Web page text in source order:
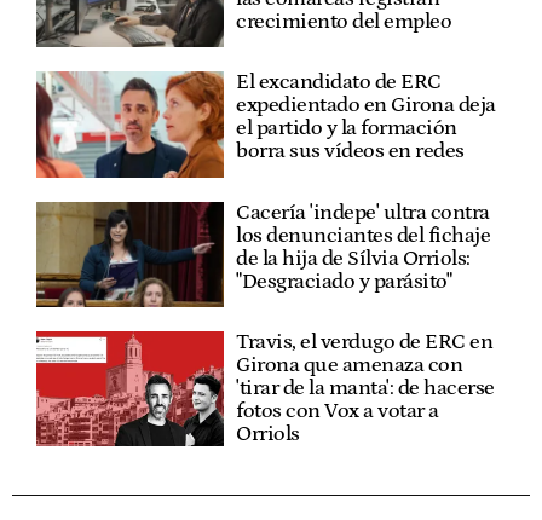
crecimiento del empleo
El excandidato de ERC
expedientado en Girona deja
el partido y la formación
borra sus vídeos en redes
Cacería 'indepe' ultra contra
los denunciantes del fichaje
de la hija de Sílvia Orriols:
"Desgraciado y parásito"
Travis, el verdugo de ERC en
Girona que amenaza con
'tirar de la manta': de hacerse
fotos con Vox a votar a
Orriols